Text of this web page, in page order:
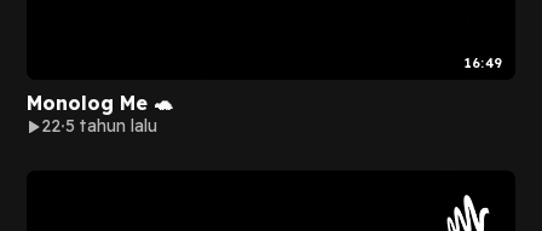
16:49
Monolog Me 🐢
22 5 tahun lalu